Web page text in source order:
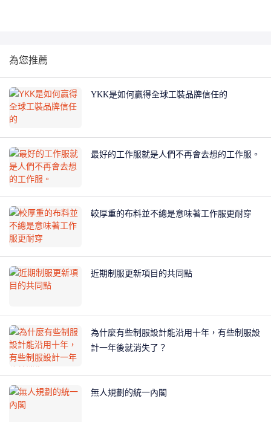
為您推薦
YKK是如何贏得全球工裝品牌信任的
最好的工作服就是人們不再會去想的工作服。
較厚重的布料並不總是意味著工作服更耐穿
近期制服更新項目的共同點
為什麼有些制服設計能沿用十年，有些制服設
計一年後就消失了？
無人規劃的統一內閣